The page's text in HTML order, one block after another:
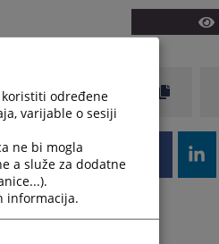
određene
varijable o sesiji
ne bi mogla
a služe za dodatne
informacija.